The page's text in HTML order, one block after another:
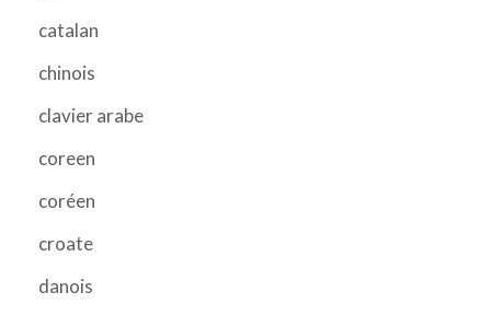
catalan
chinois
clavier arabe
coreen
coréen
croate
danois